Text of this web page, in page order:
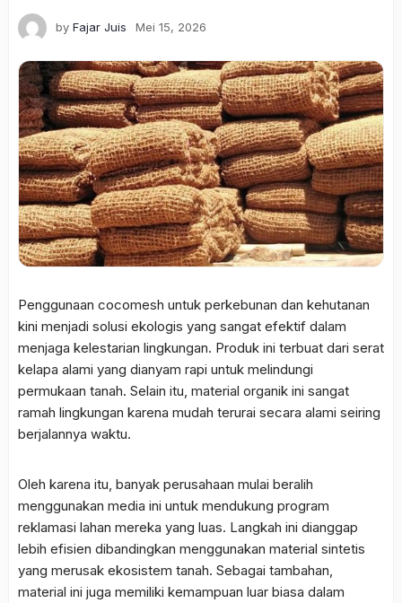
by Fajar Juis Mei 15, 2026
Penggunaan cocomesh untuk perkebunan dan kehutanan
kini menjadi solusi ekologis yang sangat efektif dalam
menjaga kelestarian lingkungan. Produk ini terbuat dari serat
kelapa alami yang dianyam rapi untuk melindungi
permukaan tanah. Selain itu, material organik ini sangat
ramah lingkungan karena mudah terurai secara alami seiring
berjalannya waktu.
Oleh karena itu, banyak perusahaan mulai beralih
menggunakan media ini untuk mendukung program
reklamasi lahan mereka yang luas. Langkah ini dianggap
lebih efisien dibandingkan menggunakan material sintetis
yang merusak ekosistem tanah. Sebagai tambahan,
material ini juga memiliki kemampuan luar biasa dalam